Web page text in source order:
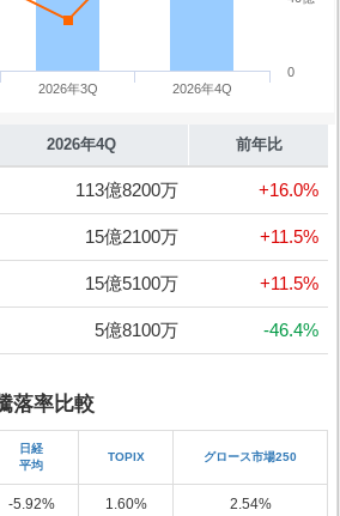
2026年3Q 2026年4Q
0
2026年4Q 前年比
113億8200万 +16.0%
15億2100万 +11.5%
15億5100万 +11.5%
5億8100万 -46.4%
落率比較
日経
平均
TOPIX グロース市場250
-5.92% 1.60% 2.54%